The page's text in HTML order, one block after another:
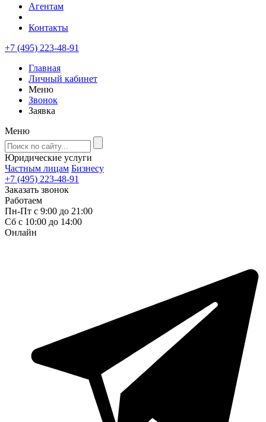
Агентам
Контакты
+7 (495) 223-48-91
Главная
Личный кабинет
Меню
Звонок
Заявка
Меню
Юридические услуги
Частным лицам Бизнесу
+7 (495) 223-48-91
Заказать звонок
Работаем
Пн-Пт с 9:00 до 21:00
Сб с 10:00 до 14:00
Онлайн